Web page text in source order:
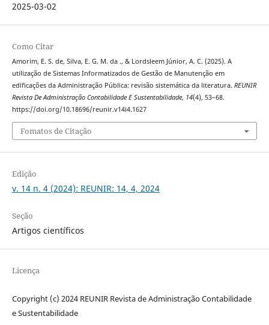
2025-03-02
Como Citar
Amorim, E. S. de, Silva, E. G. M. da ., & Lordsleem Júnior, A. C. (2025). A
utilização de Sistemas Informatizados de Gestão de Manutenção em
edificações da Administração Pública: revisão sistemática da literatura. REUNIR
Revista De Administração Contabilidade E Sustentabilidade, 14(4), 53–68.
https://doi.org/10.18696/reunir.v14i4.1627
Fomatos de Citação
Edição
v. 14 n. 4 (2024): REUNIR: 14, 4, 2024
Seção
Artigos científicos
Licença
Copyright (c) 2024 REUNIR Revista de Administração Contabilidade
e Sustentabilidade